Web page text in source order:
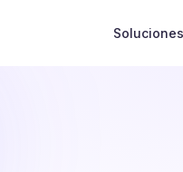
Soluciones